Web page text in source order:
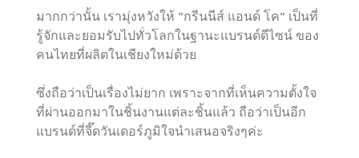
มากกว่านั้น เรามุ่งหวังให้ “กรีนนีส์ แอนด์ โค” เป็นที่
รู้จักและยอมรับไปทั่วโลกในฐานะแบรนด์ดีไซน์ ของ
คนไทยที่ผลิตในเชียงใหม่ด้วย
ซึ่งถือว่าเป็นเรื่องไม่ยาก เพราะจากที่เห็นความตั้งใจ
ที่ผ่านออกมาในชิ้นงานแต่ละชิ้นแล้ว ถือว่าเป็นอีก
แบรนด์ที่จี๊ดวันเดอร์ภูมิใจนำเสนอจริงๆค่ะ